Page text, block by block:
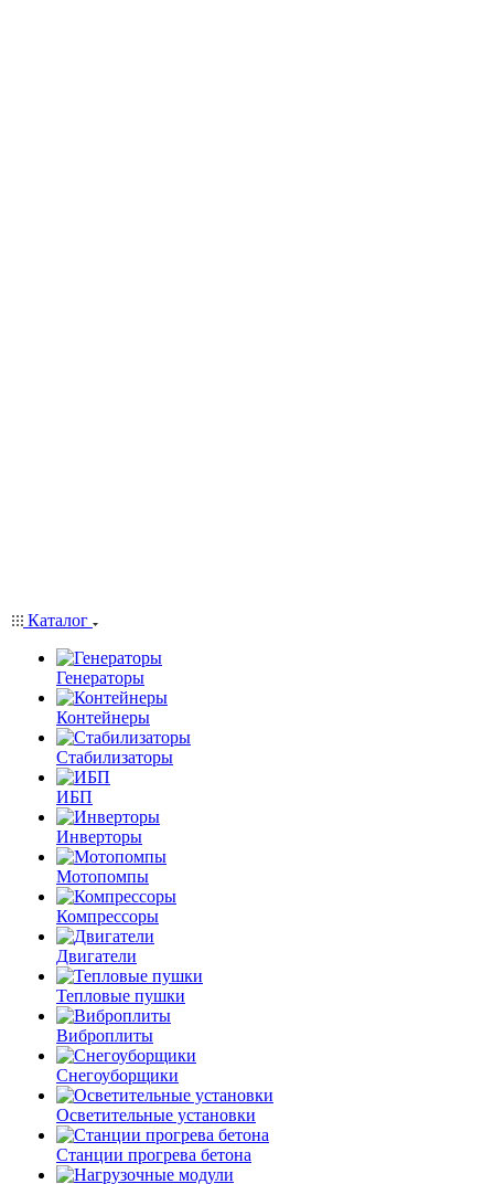
Каталог
Генераторы
Контейнеры
Стабилизаторы
ИБП
Инверторы
Мотопомпы
Компрессоры
Двигатели
Тепловые пушки
Виброплиты
Снегоуборщики
Осветительные установки
Станции прогрева бетона